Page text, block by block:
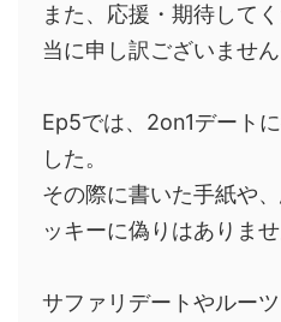
また、応援・期待して
当に申し訳ございません
Ep5では、2on1デート
した。
その際に書いた手紙や
ッキーに偽りはありませ
サファリデートやルー